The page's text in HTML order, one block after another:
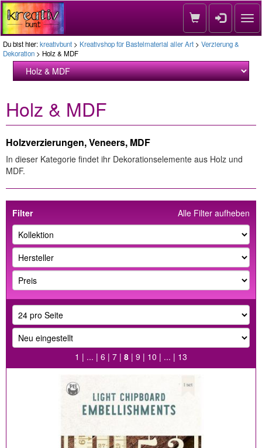
Du bist hier:kreativbunt > Kreativshop für Bastelmaterial aller Art > Verzierung &
Dekoration > Holz & MDF
Holz & MDF
Holzverzierungen, Veneers, MDF
In dieser Kategorie findet ihr Dekorationselemente aus Holz und
MDF.
Alle Filter aufheben
Filter
1 | ... | 6 | 7 | 8 | 9 | 10 | ... | 13